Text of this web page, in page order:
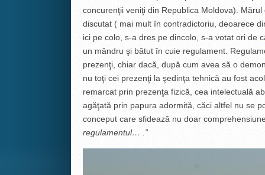
concurenţii veniţi din Republica Moldova).
discutat ( mai mult în contradictoriu, deoarece
ici pe colo, s-a dres pe dincolo, s-a votat ori de
un mândru şi bătut în cuie regulament.
prezenţi, chiar dacă, după cum avea să o
nu toţi cei prezenţi la şedinţa tehnică au fost
remarcat prin prezenţa fizică, cea intelectuală
agăţată prin papura adormită, căci altfel nu se
conceput care sfidează nu doar
regulamentul… .”